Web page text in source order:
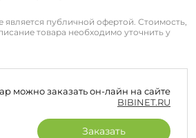
публичной офертой. Стоимость,
товара необходимо уточнить у
можно заказать он-лайн на сайте
BIBINET.RU
Заказать